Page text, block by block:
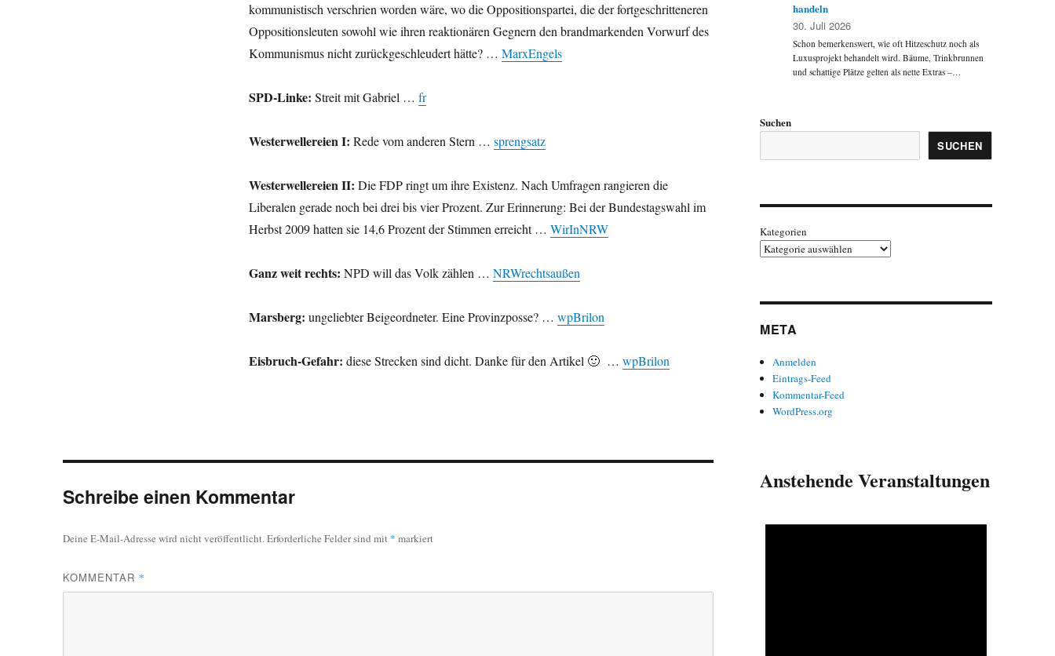
kommunistisch verschrien worden wäre, wo die Oppositionspartei, die der fortgeschritteneren
Oppositionsleuten sowohl wie ihren reaktionären Gegnern den brandmarkenden Vorwurf des
Kommunismus nicht zurückgeschleudert hätte? … MarxEngels
SPD-Linke: Streit mit Gabriel … fr
Westerwellereien I: Rede vom anderen Stern … sprengsatz
Westerwellereien II: Die FDP ringt um ihre Existenz. Nach Umfragen rangieren die
Liberalen gerade noch bei drei bis vier Prozent. Zur Erinnerung: Bei der Bundestagswahl im
Herbst 2009 hatten sie 14,6 Prozent der Stimmen erreicht … WirInNRW
Ganz weit rechts: NPD will das Volk zählen … NRWrechtsaußen
Marsberg: ungeliebter Beigeordneter. Eine Provinzposse? … wpBrilon
Eisbruch-Gefahr: diese Strecken sind dicht. Danke für den Artikel 🙂 … wpBrilon
Schreibe einen Kommentar
Deine E-Mail-Adresse wird nicht veröffentlicht.Erforderliche Felder sind mit * markiert
KOMMENTAR *
handeln
30. Juli 2026
Schon bemerkenswert, wie oft Hitzeschutz noch als
Luxusprojekt behandelt wird. Bäume, Trinkbrunnen
und schattige Plätze gelten als nette Extras –…
Suchen
SUCHEN
Kategorien
META
Anmelden
Eintrags-Feed
Kommentar-Feed
WordPress.org
Anstehende Veranstaltungen